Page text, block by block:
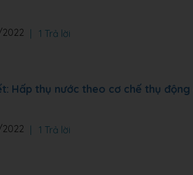
2022 1 Trả lời
Hấp thụ nước theo cơ chế thụ
2022 1 Trả lời